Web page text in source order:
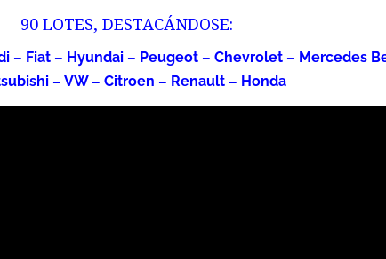
90 LOTES, DESTACÁNDOSE:
– Fiat – Hyundai – Peugeot – Chevrolet – Mercedes
– VW – Citroen – Renault – Honda